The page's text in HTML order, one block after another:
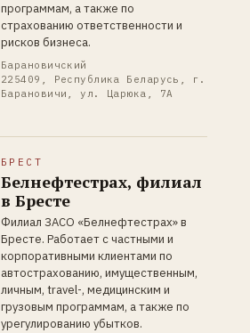
программам, а также по
страхованию ответственности и
рисков бизнеса.
Барановичский
225409, Республика Беларусь, г.
Барановичи, ул. Царюка, 7А
БРЕСТ
Белнефтестрах, филиал
в Бресте
Филиал ЗАСО «Белнефтестрах» в
Бресте. Работает с частными и
корпоративными клиентами по
автострахованию, имущественным,
личным, travel-, медицинским и
грузовым программам, а также по
урегулированию убытков.